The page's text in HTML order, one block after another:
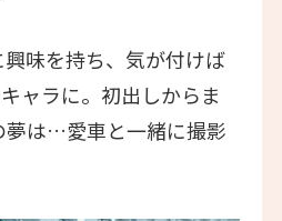
味を持ち、気が付けば
ャラに。初出しからま
夢は…愛車と一緒に撮影